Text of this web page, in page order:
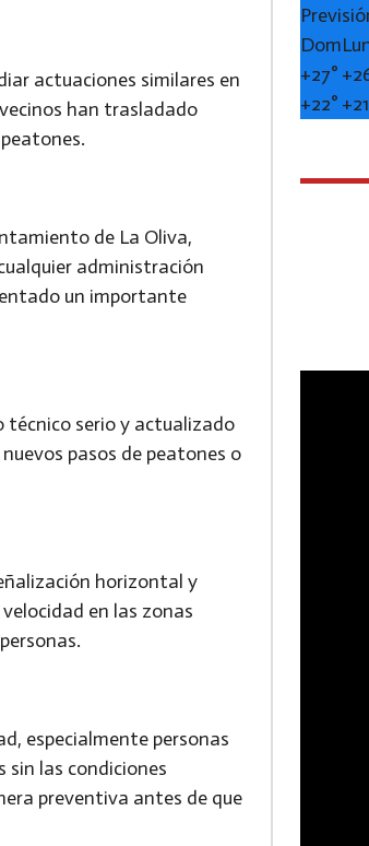
actuaciones similares en
han trasladado
de La Oliva,
administración
un importante
técnico serio y actualizado
pasos de peatones o
horizontal y
en las zonas
especialmente personas
sin las condiciones
preventiva antes de que
Dom
+27° +
+22° +